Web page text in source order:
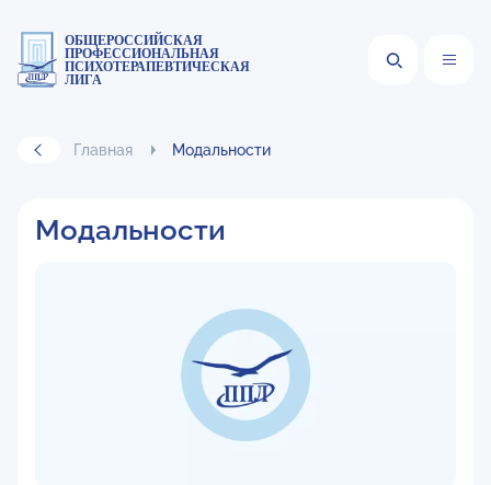
ОБЩЕРОССИЙСКАЯ
ПРОФЕССИОНАЛЬНАЯ
ПСИХОТЕРАПЕВТИЧЕСКАЯ
ЛИГА
Главная Модальности
Модальности